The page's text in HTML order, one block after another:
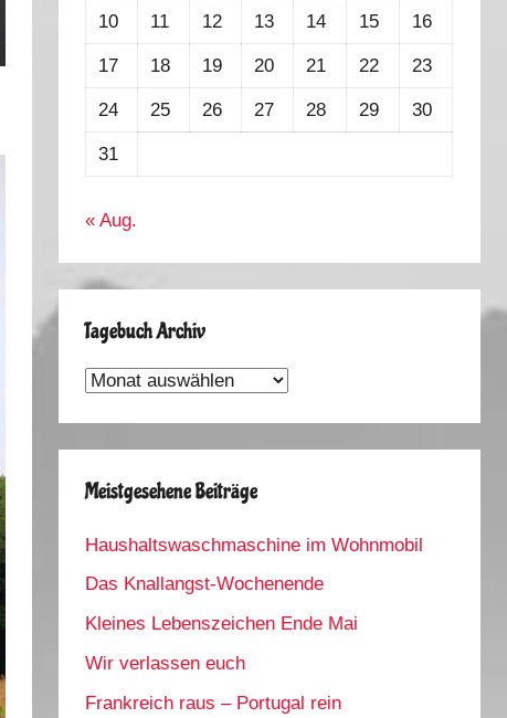
10 11 12 13 14 15 16
17 18 19 20 21 22 23
24 25 26 27 28 29 30
31
« Aug.
Tagebuch Archiv
Tagebuch
Meistgesehene Beiträge
Haushaltswaschmaschine im Wohnmobil
Das Knallangst-Wochenende
Kleines Lebenszeichen Ende Mai
Wir verlassen euch
Frankreich raus – Portugal rein